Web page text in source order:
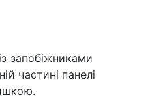
запобіжниками
частині панелі